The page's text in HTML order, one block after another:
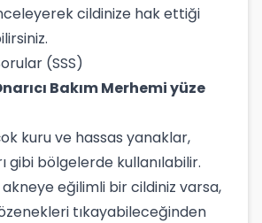
cildinize hak ettiği
(SSS)
Bakım Merhemi yüze
kuru ve hassas yanaklar,
gibi bölgelerde kullanılabilir.
eğilimli bir cildiniz varsa,
tıkayabileceğinden